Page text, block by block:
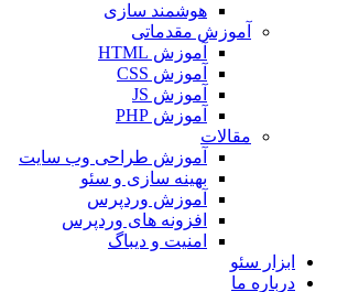
هوشمند سازی
آموزش مقدماتی
آموزش HTML
آموزش CSS
آموزش JS
آموزش PHP
مقالات
آموزش طراحی وب سایت
بهینه سازی و سئو
آموزش وردپرس
افزونه های وردپرس
امنیت و دیباگ
ابزار سئو
درباره ما